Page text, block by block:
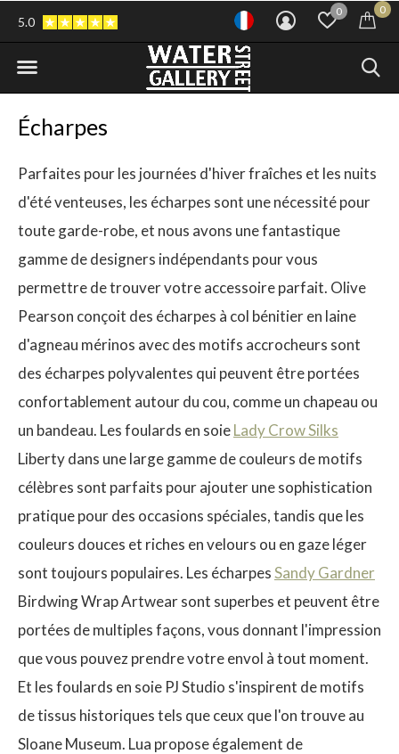
0 0
5.0
Écharpes
Parfaites pour les journées d'hiver fraîches et les nuits
d'été venteuses, les écharpes sont une nécessité pour
toute garde-robe, et nous avons une fantastique
gamme de designers indépendants pour vous
permettre de trouver votre accessoire parfait. Olive
Pearson conçoit des écharpes à col bénitier en laine
d'agneau mérinos avec des motifs accrocheurs sont
des écharpes polyvalentes qui peuvent être portées
confortablement autour du cou, comme un chapeau ou
un bandeau. Les foulards en soieLady Crow Silks
Liberty dans une large gamme de couleurs de motifs
célèbres sont parfaits pour ajouter une sophistication
pratique pour des occasions spéciales, tandis que les
couleurs douces et riches en velours ou en gaze léger
sont toujours populaires. Les écharpesSandy Gardner
Birdwing Wrap Artwear sont superbes et peuvent être
portées de multiples façons, vous donnant l'impression
que vous pouvez prendre votre envol à tout moment.
Et les foulards en soie PJ Studio s'inspirent de motifs
de tissus historiques tels que ceux que l'on trouve au
Sloane Museum. Lua propose également de